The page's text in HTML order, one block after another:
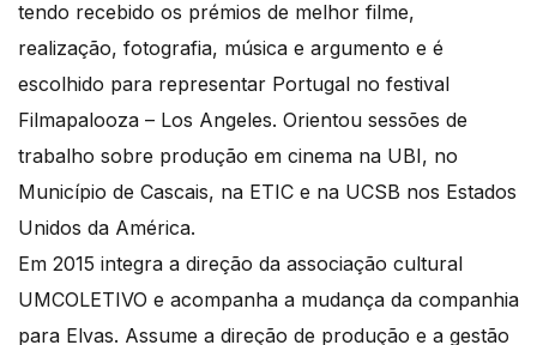
tendo recebido os prémios de melhor filme,
realização, fotografia, música e argumento e é
escolhido para representar Portugal no festival
Filmapalooza – Los Angeles. Orientou sessões de
trabalho sobre produção em cinema na UBI, no
Município de Cascais, na ETIC e na UCSB nos Estados
Unidos da América.
Em 2015 integra a direção da associação cultural
UMCOLETIVO e acompanha a mudança da companhia
para Elvas. Assume a direção de produção e a gestão